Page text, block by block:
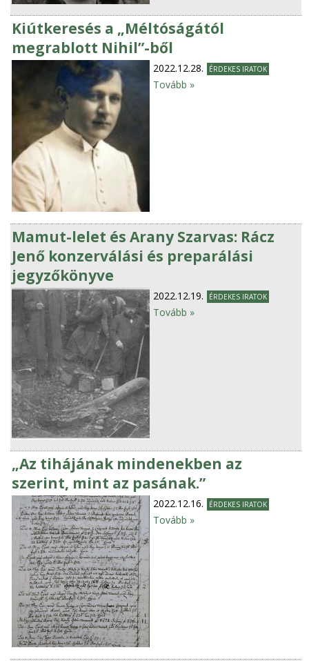
Kiútkeresés a „Méltóságától
megrablott Nihil”-ből
2022.12.28. ÉRDEKES IRATOK
Tovább »
Mamut-lelet és Arany Szarvas: Rácz
Jenő konzerválási és preparálási
jegyzőkönyve
2022.12.19. ÉRDEKES IRATOK
Tovább »
„Az tihájának mindenekben az
szerint, mint az pasának.”
2022.12.16. ÉRDEKES IRATOK
Tovább »